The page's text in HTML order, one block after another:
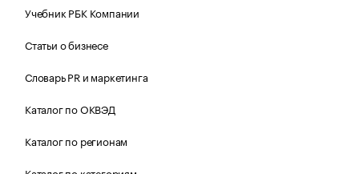
Учебник РБК Компании
Статьи о бизнесе
Словарь PR и маркетинга
Каталог по ОКВЭД
Каталог по регионам